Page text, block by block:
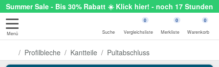
Summer Sale - Bis 30% Rabatt ☀️ Klick hier! - noch 17 Stunden
Menü Suche
0
Vergleichsliste
0
Merkliste
0
Warenkorb
Profilbleche Kantteile Pultabschluss